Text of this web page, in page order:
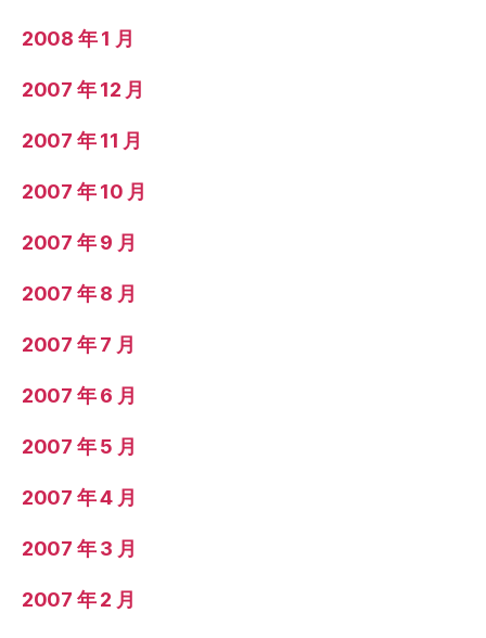
2008 年 1 月
2007 年 12 月
2007 年 11 月
2007 年 10 月
2007 年 9 月
2007 年 8 月
2007 年 7 月
2007 年 6 月
2007 年 5 月
2007 年 4 月
2007 年 3 月
2007 年 2 月